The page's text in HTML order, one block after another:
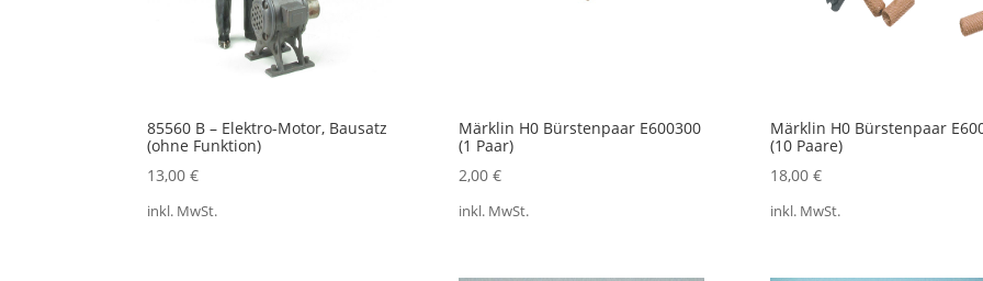
85560 B – Elektro-Motor, Bausatz
(ohne Funktion)
13,00€
inkl. MwSt.
Märklin H0 Bürstenpaar E600300
(1 Paar)
2,00 €
inkl. MwSt.
Märklin H0 Bürstenpaar
(10 Paare)
18,00 €
inkl. MwSt.